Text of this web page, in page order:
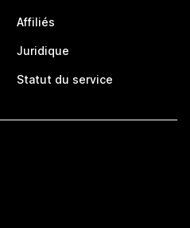
Affiliés
Juridique
Statut du service